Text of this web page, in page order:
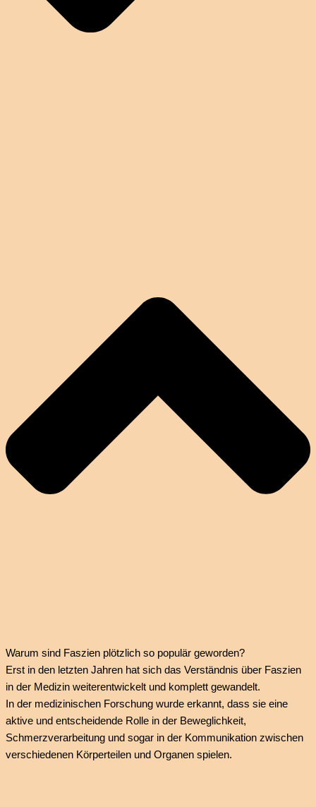
Warum sind Faszien plötzlich so populär geworden?
Erst in den letzten Jahren hat sich das Verständnis über Faszien
in der Medizin weiterentwickelt und komplett gewandelt.
In der medizinischen Forschung wurde erkannt, dass sie eine
aktive und entscheidende Rolle in der Beweglichkeit,
Schmerzverarbeitung und sogar in der Kommunikation zwischen
verschiedenen Körperteilen und Organen spielen.